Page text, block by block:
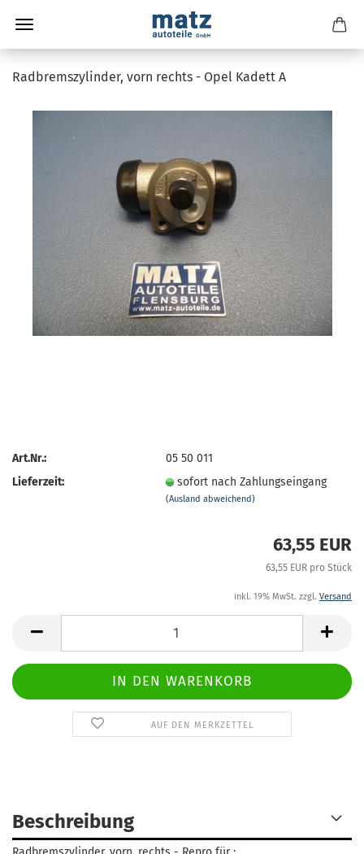
Radbremszylinder, vorn rechts - Opel Kadett A
Art.Nr.:
05 50 011
Lieferzeit:
sofort nach Zahlungseingang
(Ausland abweichend)
63,55 EUR
63,55 EUR pro Stück
inkl. 19% MwSt. zzgl. Versand
AUF DEN MERKZETTEL
Beschreibung